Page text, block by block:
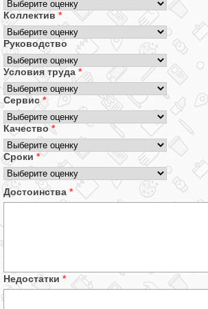
Коллектив *
Руководство
Условия труда *
Сервис*
Качество*
Сроки *
Достоинства *
Недостатки *